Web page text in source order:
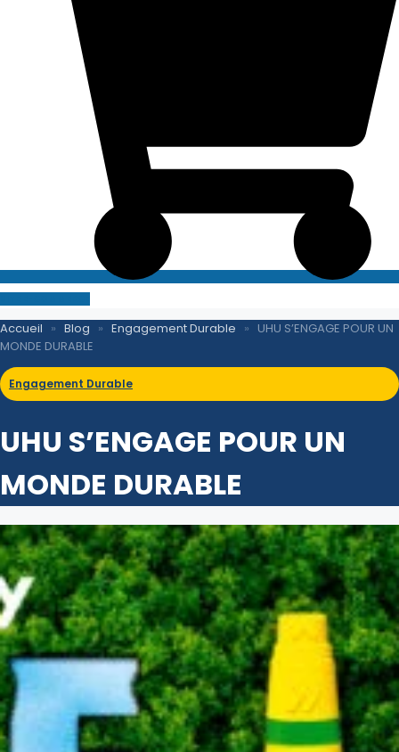
Accueil » Blog » Engagement Durable » UHU S’ENGAGE POUR UN
MONDE DURABLE
Engagement Durable
UHU S’ENGAGE POUR UN
MONDE DURABLE